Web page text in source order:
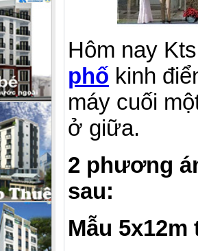
Hôm nay
phố kinh
máy cuối
ở giữa.
2 phương
sau:
Mẫu